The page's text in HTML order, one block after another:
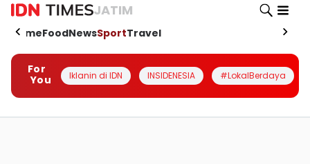
JATIM
HomeFoodNewsSportTravel
For
You
Iklanin di IDN INSIDENESIA #LokalBerdaya